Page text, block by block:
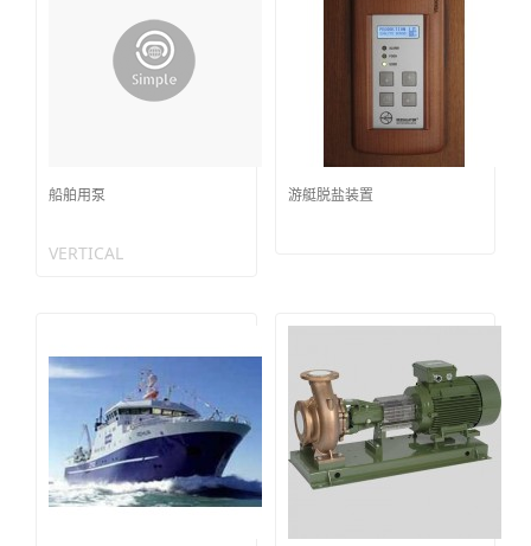
船舶用泵
VERTICAL
游艇脱盐装置